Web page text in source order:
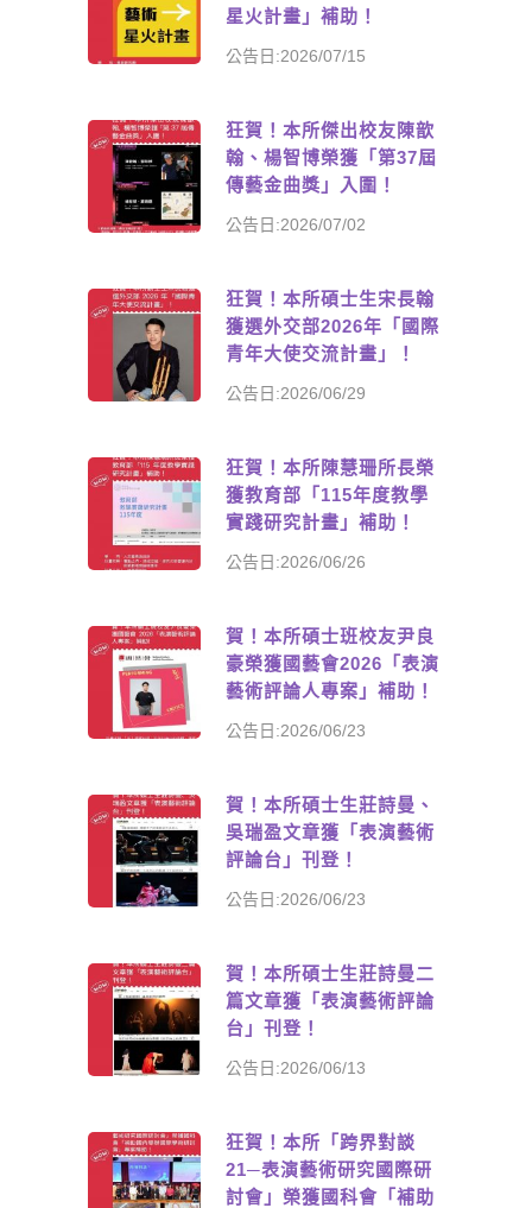
星火計畫」補助！
公告日:2026/07/15
狂賀！本所傑出校友陳歆
翰、楊智博榮獲「第37屆
傳藝金曲獎」入圍！
公告日:2026/07/02
狂賀！本所碩士生宋長翰
獲選外交部2026年「國際
青年大使交流計畫」！
公告日:2026/06/29
狂賀！本所陳慧珊所長榮
獲教育部「115年度教學
實踐研究計畫」補助！
公告日:2026/06/26
賀！本所碩士班校友尹良
豪榮獲國藝會2026「表演
藝術評論人專案」補助！
公告日:2026/06/23
賀！本所碩士生莊詩曼、
吳瑞盈文章獲「表演藝術
評論台」刊登！
公告日:2026/06/23
賀！本所碩士生莊詩曼二
篇文章獲「表演藝術評論
台」刊登！
公告日:2026/06/13
狂賀！本所「跨界對談
21─表演藝術研究國際研
討會」榮獲國科會「補助